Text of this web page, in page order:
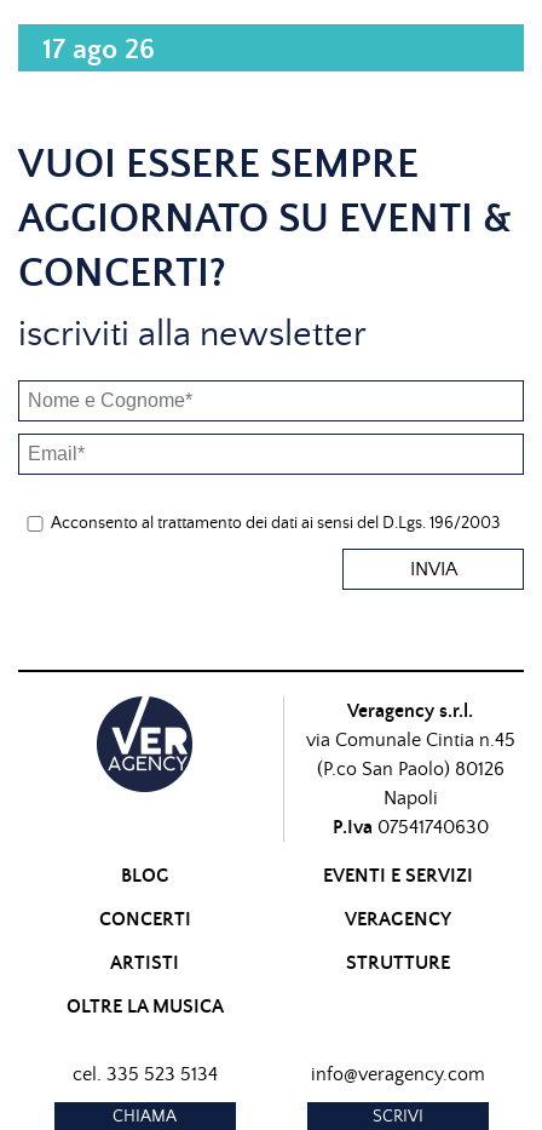
17 ago 26
VUOI ESSERE SEMPRE
AGGIORNATO SU EVENTI &
CONCERTI?
iscriviti alla newsletter
Acconsento al trattamento dei dati ai sensi del D.Lgs. 196/2003
INVIA
Veragency s.r.l.
via Comunale Cintia n.45
(P.co San Paolo) 80126
Napoli
P.Iva 07541740630
BLOG
CONCERTI
ARTISTI
OLTRE LA MUSICA
EVENTI E SERVIZI
VERAGENCY
STRUTTURE
cel. 335 523 5134
CHIAMA
info@veragency.com
SCRIVI